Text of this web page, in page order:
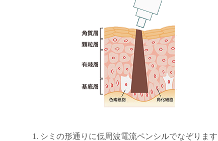
1. シミの形通りに低周波電流ペンシルでなぞります